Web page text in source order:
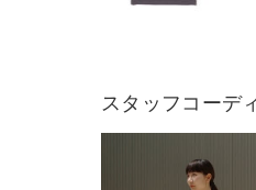
スタッフコーデ